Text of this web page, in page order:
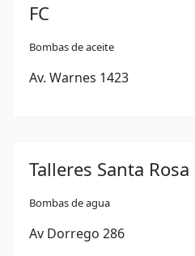
FC
Bombas de aceite
Av. Warnes 1423
Talleres Santa Rosa
Bombas de agua
Av Dorrego 286